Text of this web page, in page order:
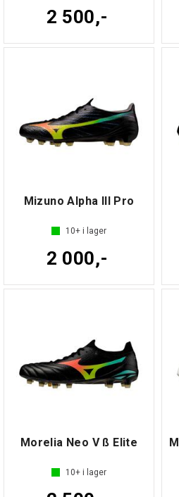
2 500,-
Mizuno Alpha III Pro
10+ i lager
2 000,-
Morelia Neo V ß Elite
10+ i lager